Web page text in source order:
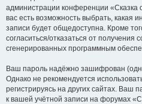
администрации конференции «Сказка
вас есть возможность выбрать, какая
записи будет общедоступна. Кроме
согласиться/отказаться от получения
сгенерированных программным
Ваш пароль надёжно зашифрован
Однако не рекомендуется
регистрируясь на других сайтах. Ваш
к вашей учётной записи на форумах